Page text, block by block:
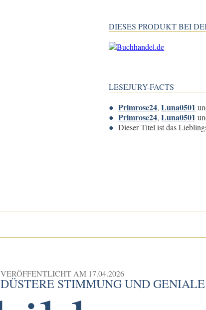
DIESES PRODUKT BEI
LESEJURY-FACTS
Primrose24,Luna0501
Primrose24,Luna0501
Dieser Titel ist das
VERÖFFENTLICHT AM 17.04.2026
DÜSTERE STIMMUNG UND